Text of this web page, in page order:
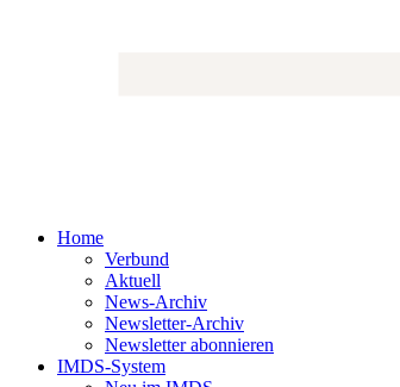
Home
Verbund
Aktuell
News-Archiv
Newsletter-Archiv
Newsletter abonnieren
IMDS-System